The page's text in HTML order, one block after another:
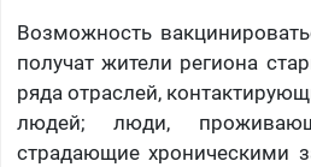
Возможность
получат жители региона
ряда отраслей,
людей; люди,
страдающие хроническими